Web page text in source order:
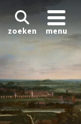
zoeken menu